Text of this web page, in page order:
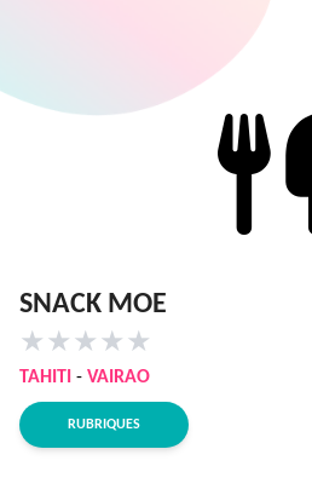
SNACK MOE
★ ★ ★ ★ ★
TAHITI - VAIRAO
RUBRIQUES